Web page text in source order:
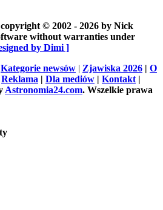
copyright © 2002 - 2026 by Nick
without warranties under
by Dimi ]
Kategorie newsów | Zjawiska 2026 | O
Reklama | Dla mediów | Kontakt |
Astronomia24.com. Wszelkie prawa